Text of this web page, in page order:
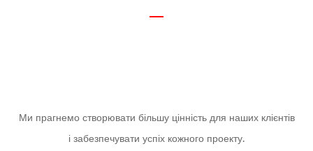
Ми прагнемо створювати більшу цінність для наших клієнтів
і забезпечувати успіх кожного проекту.